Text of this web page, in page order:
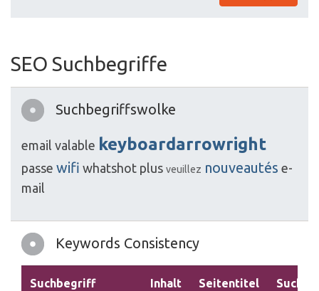
SEO Suchbegriffe
Suchbegriffswolke
email valable keyboardarrowright
passe wifi whatshot plus veuillez nouveautés e-
mail
Keywords Consistency
Suchbegriff Inhalt Seitentitel